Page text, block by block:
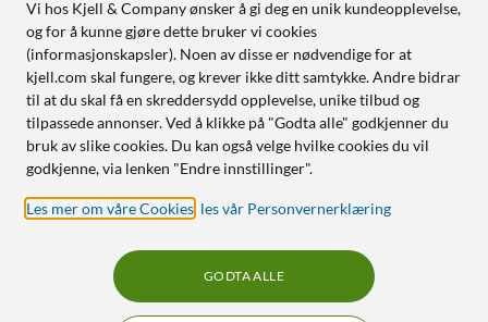
Handle fra:
Sverige
Norge
Vi hos Kjell & Company ønsker å gi deg en unik kundeopplevelse,
og for å kunne gjøre dette bruker vi cookies
(informasjonskapsler). Noen av disse er nødvendige for at
kjell.com skal fungere, og krever ikke ditt samtykke. Andre bidrar
til at du skal få en skreddersydd opplevelse, unike tilbud og
tilpassede annonser. Ved å klikke på "Godta alle" godkjenner du
bruk av slike cookies. Du kan også velge hvilke cookies du vil
godkjenne, via lenken "Endre innstillinger".
Les mer om våre Cookies les vår Personvernerklæring
GODTA ALLE